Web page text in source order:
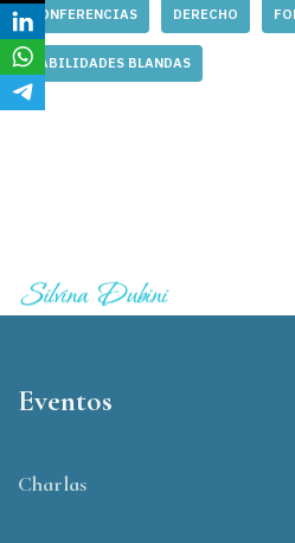
CONFERENCIAS DERECHO
HABILIDADES BLANDAS
Eventos
Charlas